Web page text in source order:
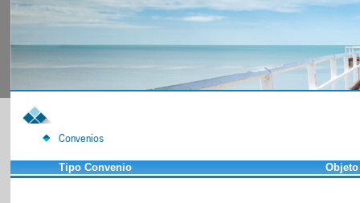
Convenios
Tipo Convenio Objeto